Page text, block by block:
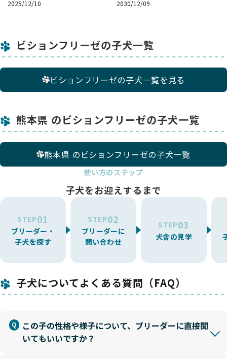
2025/12/10 2030/12/09
ビションフリーゼの子犬一覧
ビションフリーゼの子犬一覧を見る
熊本県 のビションフリーゼの子犬一覧
熊本県 のビションフリーゼの子犬一覧
使い方のステップ
子犬をお迎えするまで
STEP01
ブリーダー・
子犬を探す
STEP02
ブリーダーに
問い合わせ
STEP03
犬舎の見学
子犬についてよくある質問（FAQ）
この子の性格や様子について、ブリーダーに直接聞
いてもいいですか？